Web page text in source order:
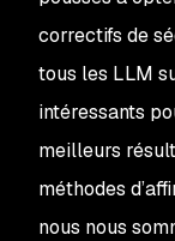
correctifs de
tous les LLM
intéressants
meilleurs
méthodes
nous nous